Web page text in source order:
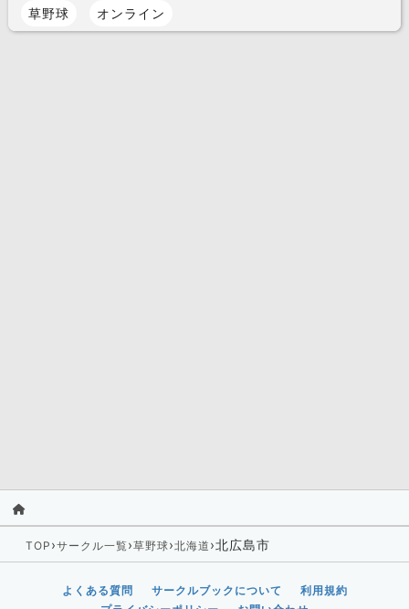
草野球 オンライン
TOP ›サークル一覧›草野球›北海道 ›北広島市
よくある質問 サークルブックについて
利用規約